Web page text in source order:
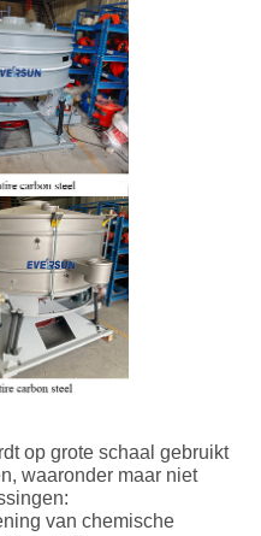
op grote schaal gebruikt
waaronder maar niet
van chemische